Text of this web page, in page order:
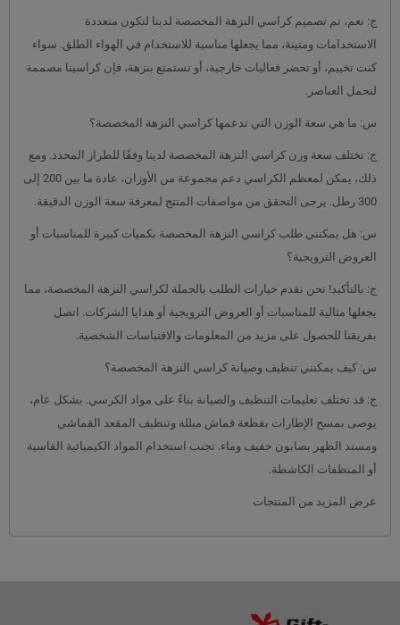
ج: نعم، تم تصميم كراسي النزهة المخصصة لدينا لتكون متعددة
الاستخدامات ومتينة، مما يجعلها مناسبة للاستخدام في الهواء الطلق. سواء
كنت تخييم، أو تحضر فعاليات خارجية، أو تستمتع بنزهة، فإن كراسينا مصممة
لتحمل العناصر.
س: ما هي سعة الوزن التي تدعمها كراسي النزهة المخصصة؟
ج: تختلف سعة وزن كراسي النزهة المخصصة لدينا وفقًا للطراز المحدد. ومع
ذلك، يمكن لمعظم الكراسي دعم مجموعة من الأوزان، عادة ما بين 200 إلى
300 رطل. يرجى التحقق من مواصفات المنتج لمعرفة سعة الوزن الدقيقة.
س: هل يمكنني طلب كراسي النزهة المخصصة بكميات كبيرة للمناسبات أو
العروض الترويجية؟
ج: بالتأكيد! نحن نقدم خيارات الطلب بالجملة لكراسي النزهة المخصصة، مما
يجعلها مثالية للمناسبات أو العروض الترويجية أو هدايا الشركات. اتصل
بفريقنا للحصول على مزيد من المعلومات والاقتباسات الشخصية.
س: كيف يمكنني تنظيف وصيانة كراسي النزهة المخصصة؟
ج: قد تختلف تعليمات التنظيف والصيانة بناءً على مواد الكرسي. بشكل عام،
يوصى بمسح الإطارات بقطعة قماش مبللة وتنظيف المقعد القماشي
ومسند الظهر بصابون خفيف وماء. تجنب استخدام المواد الكيميائية القاسية
أو المنظفات الكاشطة.
عرض المزيد من المنتجات